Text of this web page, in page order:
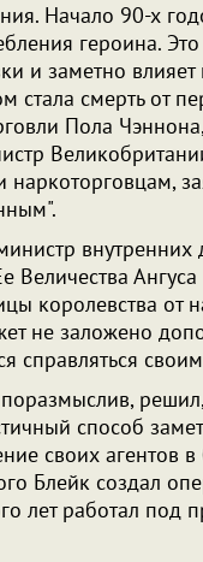
Начало 90-х
героина.
и заметно
стала смерть от
Пола
наркоторговцам,
внутренних
Ангуса
королевства от
не заложено
справляться
способ
своих агентов
Блейк создал
лет работал под